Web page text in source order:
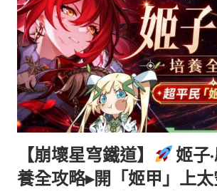
推
薦
媒
體。
【崩壞星穹鐵道】 姬子
養全攻略▸開「姬甲」上